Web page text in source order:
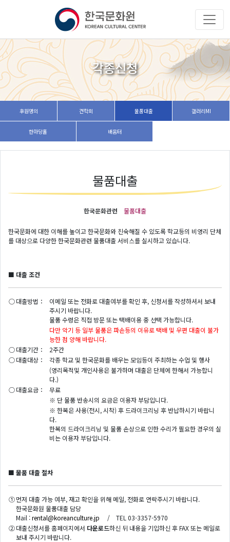
각종신청
후원명의 견학회 물품대출 갤러리MI
한마당홀 배움터
물품대출
한국문화관련 물품대출
한국문화에 대한 이해를 높이고 한국문화와 친숙해질 수 있도록 학교등의 비영리 단체
를 대상으로 다양한 한국문화관련 물품대출 서비스를 실시하고 있습니다.
■ 대출 조건
○대출방법：
이메일 또는 전화로 대출여부를 확인 후, 신청서를 작성하셔서 보내
주시기 바랍니다.
물품 수령은 직접 방문 또는 택배이용 중 선택 가능합니다.
다만 악기 등 일부 물품은 파손등의 이유로 택배 및 우편 대출이 불가
능한 점 양해 바랍니다.
○대출기간：
2주간
○대출대상：
각종 학교 및 한국문화를 배우는 모임등이 주최하는 수업 및 행사
(영리목적및 개인사용은 불가하며 대출은 단체에 한해서 가능합니
다.)
○대출요금：
무료
※ 단 물품 반송시의 요금은 이용자 부담입니다.
※ 한복은 사용(전시, 시착) 후 드라이크리닝 후 반납하시기 바랍니
다.
한복의 드라이크리닝 및 물품 손상으로 인한 수리가 필요한 경우의 실
비는 이용자 부담입니다.
■ 물품 대출 절차
①먼저 대출 가능 여부, 재고 확인을 위해 메일, 전화로 연락주시기 바랍니다.
한국문화원 물품대출 담당
Mail :rental@koreanculture.jp / TEL 03-3357-5970
②대출신청서를 홈페이지에서 다운로드하신 뒤 내용을 기입하신 후 FAX 또는 메일로
보내 주시기 바랍니다.